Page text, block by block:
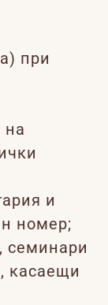
при
на
и
номер;
семинари
касаещи